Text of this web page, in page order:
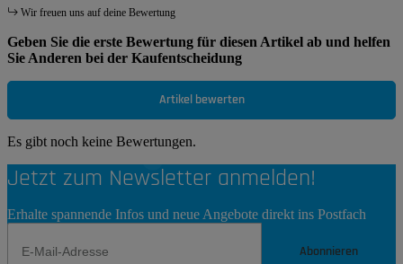
Wir freuen uns auf deine Bewertung
Geben Sie die erste Bewertung für diesen Artikel ab und helfen
Sie Anderen bei der Kaufentscheidung
Artikel bewerten
Es gibt noch keine Bewertungen.
Jetzt zum Newsletter anmelden!
Erhalte spannende Infos und neue Angebote direkt ins Postfach
Abonnieren